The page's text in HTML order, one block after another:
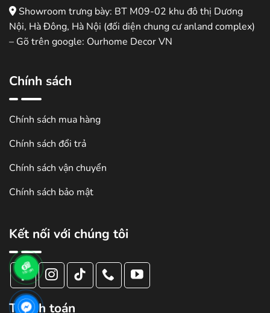
Showroom trưng bày: BT M09-02 khu đô thị Dương
Nội, Hà Đông, Hà Nội (đối diện chung cư anland complex)
– Gõ trên google: Ourhome Decor VN
Chính sách
Chính sách mua hàng
Chính sách đổi trả
Chính sách vận chuyển
Chính sách bảo mật
Kết nối với chúng tôi
Thanh toán